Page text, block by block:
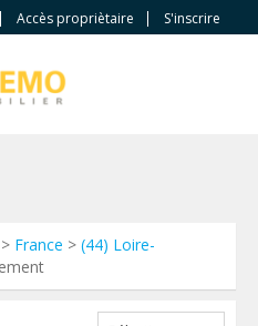
Accès propriètaire S'inscrire
> France > (44) Loire-